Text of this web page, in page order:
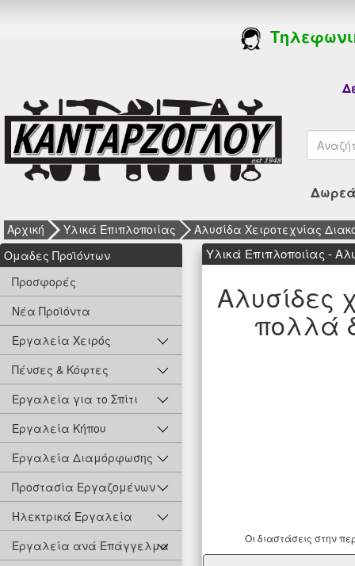
Αρχική Υλικά Επιπλοποιίας
Αλυσίδα Χειροτεχνίας
Oμαδες Προϊόντων
Προσφορές
Νέα Προϊόντα
Εργαλεία Χειρός
Πένσες & Κόφτες
Εργαλεία για το Σπίτι
Εργαλεία Κήπου
Εργαλεία Διαμόρφωσης
Προστασία Εργαζομένων
Ηλεκτρικά Εργαλεία
Εργαλεία ανά Επάγγελμα
Υλικά Επιπλοποιίας -
Αλυσίδες
πολλά
Οι διαστάσεις στην